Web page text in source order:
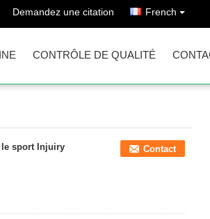
Demandez une citation French
CONTRÔLE DE QUALITÉ
le sport Injuiry
Contact